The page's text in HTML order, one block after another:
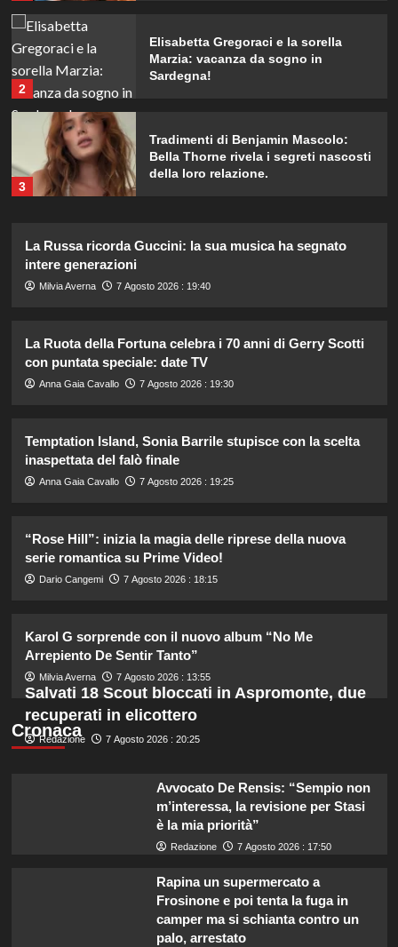
2
Elisabetta Gregoraci e la sorella
Marzia: vacanza da sogno in
Sardegna!
3
Tradimenti di Benjamin Mascolo:
Bella Thorne rivela i segreti nascosti
della loro relazione.
4
sogno con le amiche prima del
5
Lorella Cuccarini compie 61 anni:
“Ho l’energia di una ventenne!”
1
Danilo D’Angelo: “Dopo Francesca,
faccio fatica a ritrovare me stesso”
2
Marzia: vacanza da sogno in
Sardegna!
3
Bella Thorne rivela i segreti nascosti
della loro relazione.
Dove Cameron in Italia: vacanze da
sogno con le amiche prima del
Lorella Cuccarini compie 61 anni:
“Ho l’energia di una ventenne!”
La Russa ricorda Guccini: la sua musica ha segnato
intere generazioni
Milvia Averna 7 Agosto 2026 : 19:40
La Ruota della Fortuna celebra i 70 anni di Gerry Scotti
con puntata speciale: date TV
Anna Gaia Cavallo 7 Agosto 2026 : 19:30
Temptation Island, Sonia Barrile stupisce con la scelta
inaspettata del falò finale
Anna Gaia Cavallo 7 Agosto 2026 : 19:25
“Rose Hill”: inizia la magia delle riprese della nuova
serie romantica su Prime Video!
Dario Cangemi 7 Agosto 2026 : 18:15
Karol G sorprende con il nuovo album “No Me
Arrepiento De Sentir Tanto”
Milvia Averna 7 Agosto 2026 : 13:55
Cronaca
Salvati 18 Scout bloccati in Aspromonte, due
recuperati in elicottero
Redazione 7 Agosto 2026 : 20:25
Avvocato De Rensis: “Sempio non
m’interessa, la revisione per Stasi
è la mia priorità”
Redazione 7 Agosto 2026 : 17:50
Rapina un supermercato a
Frosinone e poi tenta la fuga in
camper ma si schianta contro un
palo, arrestato